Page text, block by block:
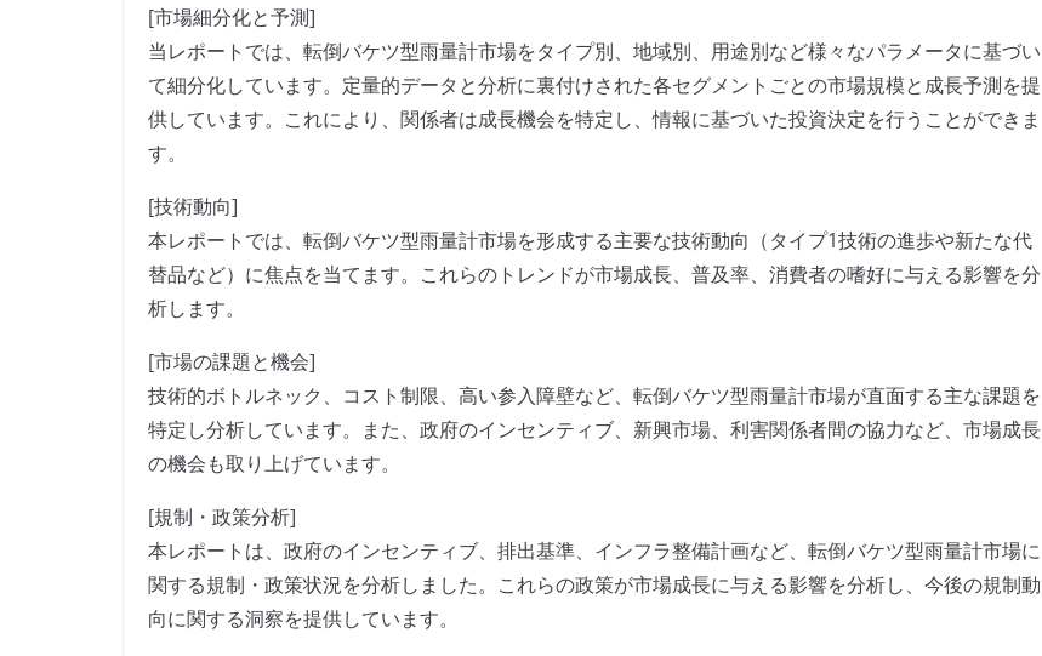
[市場細分化と予測]
当レポートでは、転倒バケツ型雨量計市場をタイプ別、地域別、用途別など様々なパラメータに基づい
て細分化しています。定量的データと分析に裏付けされた各セグメントごとの市場規模と成長予測を提
供しています。これにより、関係者は成長機会を特定し、情報に基づいた投資決定を行うことができま
す。
[技術動向]
本レポートでは、転倒バケツ型雨量計市場を形成する主要な技術動向（タイプ1技術の進歩や新たな代
替品など）に焦点を当てます。これらのトレンドが市場成長、普及率、消費者の嗜好に与える影響を分
析します。
[市場の課題と機会]
技術的ボトルネック、コスト制限、高い参入障壁など、転倒バケツ型雨量計市場が直面する主な課題を
特定し分析しています。また、政府のインセンティブ、新興市場、利害関係者間の協力など、市場成長
の機会も取り上げています。
[規制・政策分析]
本レポートは、政府のインセンティブ、排出基準、インフラ整備計画など、転倒バケツ型雨量計市場に
関する規制・政策状況を分析しました。これらの政策が市場成長に与える影響を分析し、今後の規制動
向に関する洞察を提供しています。